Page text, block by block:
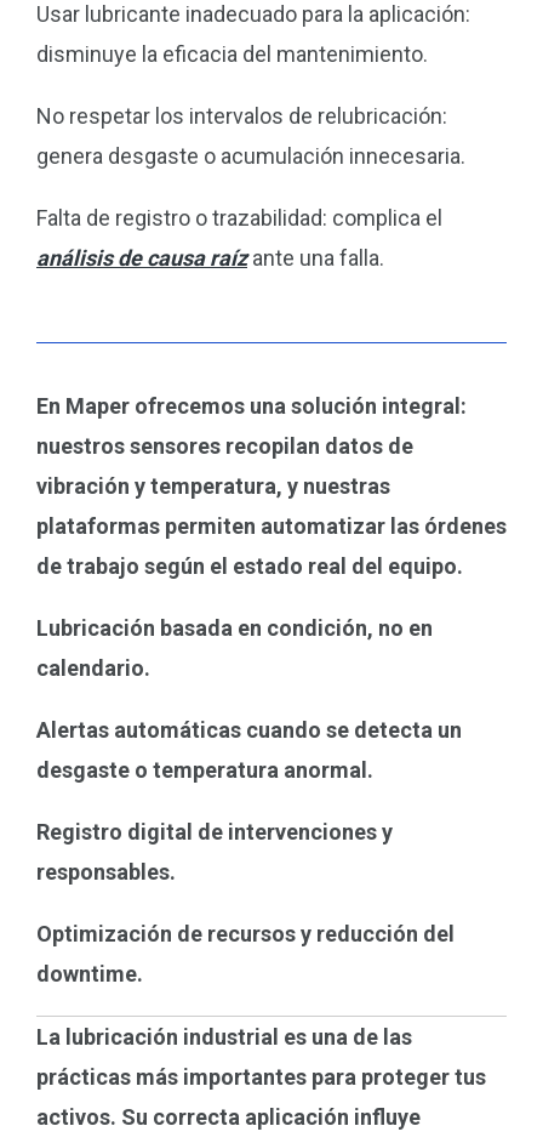
Usar lubricante inadecuado para la aplicación:
disminuye la eficacia del mantenimiento.
No respetar los intervalos de relubricación:
genera desgaste o acumulación innecesaria.
Falta de registro o trazabilidad: complica el
análisis de causa raízante una falla.
En Maper ofrecemos una solución integral:
nuestros sensores recopilan datos de
vibración y temperatura, y nuestras
plataformas permiten automatizar las órdenes
de trabajo según el estado real del equipo.
Lubricación basada en condición, no en
calendario.
Alertas automáticas cuando se detecta un
desgaste o temperatura anormal.
Registro digital de intervenciones y
responsables.
Optimización de recursos y reducción del
downtime.
La lubricación industrial es una de las
prácticas más importantes para proteger tus
activos. Su correcta aplicación influye